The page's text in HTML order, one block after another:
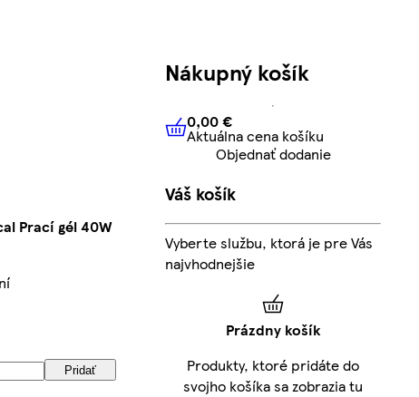
Prací gél 40W
Pridať
Nákupný košík
0,00 € Aktuálna cena košíku
0,00 €
Aktuálna cena košíku
Objednať dodanie
Váš košík
Vyberte službu, ktorá je pre Vás
najvhodnejšie
Prázdny košík
Produkty, ktoré pridáte do
svojho košíka sa zobrazia tu